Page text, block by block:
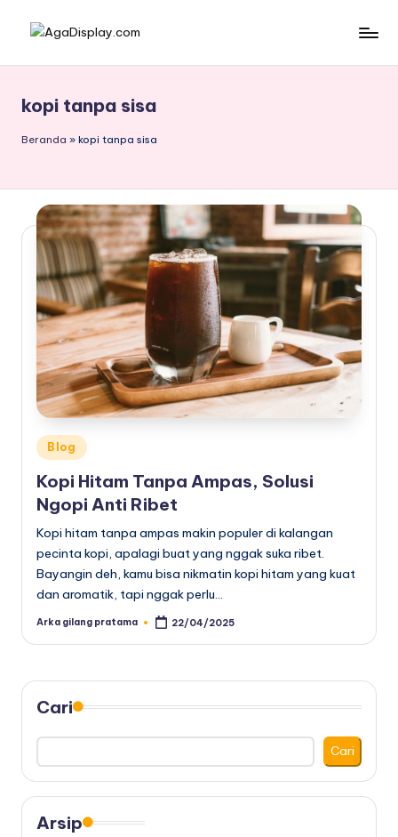
kopi tanpa sisa
Beranda » kopi tanpa sisa
Posted
in
Blog
Kopi Hitam Tanpa Ampas, Solusi
Ngopi Anti Ribet
Kopi hitam tanpa ampas makin populer di kalangan
pecinta kopi, apalagi buat yang nggak suka ribet.
Bayangin deh, kamu bisa nikmatin kopi hitam yang kuat
dan aromatik, tapi nggak perlu…
Posted
Arka gilang pratama 22/04/2025
Cari
Cari
Arsip